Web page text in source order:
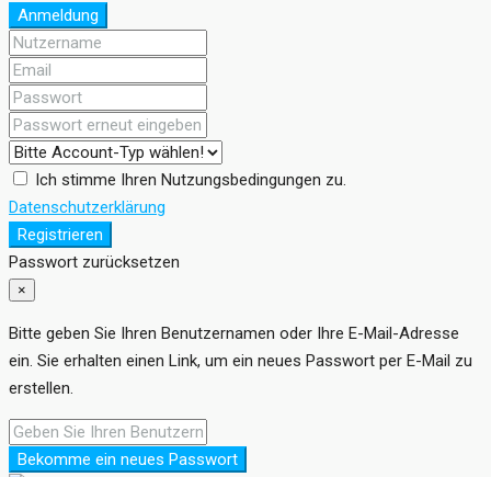
Anmeldung
Ich stimme Ihren Nutzungsbedingungen zu.
Datenschutzerklärung
Registrieren
Passwort zurücksetzen
×
Bitte geben Sie Ihren Benutzernamen oder Ihre E-Mail-Adresse
ein. Sie erhalten einen Link, um ein neues Passwort per E-Mail zu
erstellen.
Bekomme ein neues Passwort